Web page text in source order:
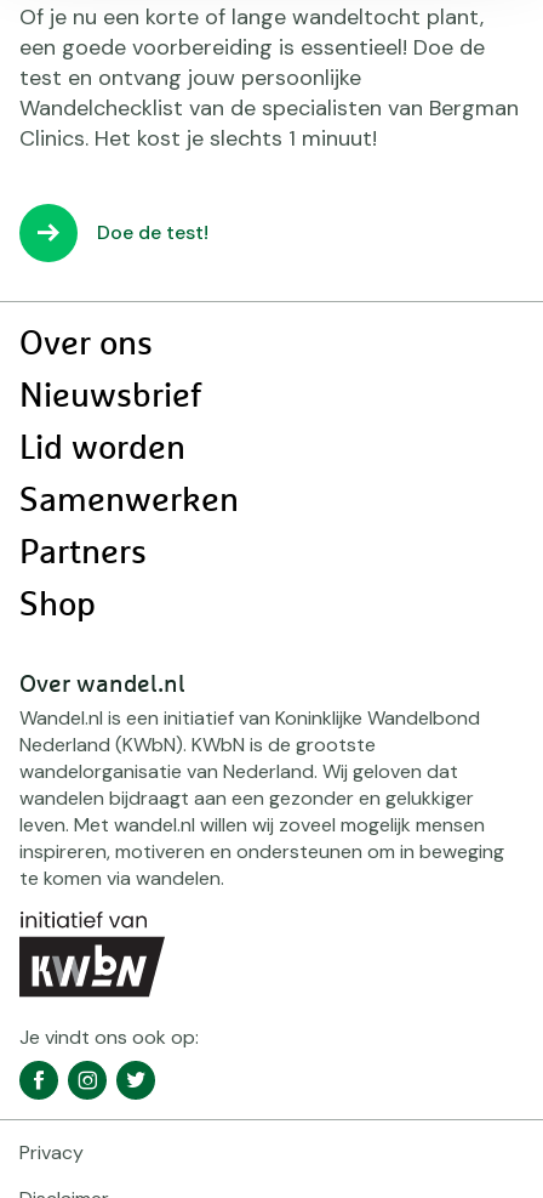
Of je nu een korte of lange wandeltocht plant,
een goede voorbereiding is essentieel! Doe de
test en ontvang jouw persoonlijke
Wandelchecklist van de specialisten van Bergman
Clinics. Het kost je slechts 1 minuut!
Doe de test!
Doormat
Over ons
Nieuwsbrief
Lid worden
Samenwerken
Partners
Shop
Over wandel.nl
Wandel.nl is een initiatief van Koninklijke Wandelbond
Nederland (KWbN). KWbN is de grootste
wandelorganisatie van Nederland. Wij geloven dat
wandelen bijdraagt aan een gezonder en gelukkiger
leven. Met wandel.nl willen wij zoveel mogelijk mensen
inspireren, motiveren en ondersteunen om in beweging
te komen via wandelen.
Je vindt ons ook op:
Social
media
FacebookInstagramTwitter
Footer
navigatie
Privacy